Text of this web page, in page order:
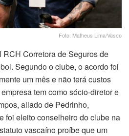
Foto: Matheus Lima/Vasco
RCH Corretora de Seguros de
Segundo o clube, o acordo foi
um mês e não terá custos
tem como sócio-diretor e
aliado de Pedrinho,
foi eleito conselheiro do clube na
vascaíno proíbe que um